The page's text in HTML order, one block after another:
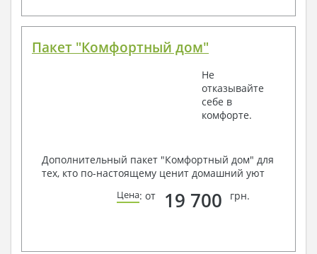
Пакет "Комфортный дом"
Не
отказывайте
себе в
комфорте.
Дополнительный пакет "Комфортный дом" для
тех, кто по-настоящему ценит домашний уют
Цена: от 19 700 грн.